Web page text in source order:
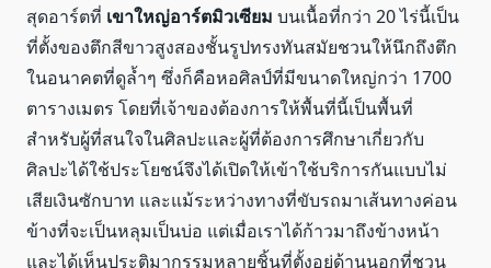
สุดอาร์ตที่ เขาใหญ่อาร์ตมิวเซียม บนเนื้อที่กว่า 20 ไร่นี้เป็น
ที่ตั้งของตึกสีขาวสูงสองชั้นรูปทรงทันสมัยชวนให้นึกถึงตึก
ในอนาคตที่ดูล้ำๆ ซึ่งก็คือหอศิลป์ที่มีขนาดใหญ่กว่า 1700
ตารางเมตร โดยที่เจ้าของต้องการให้พื้นที่นี้เป็นพื้นที่
สำหรับผู้ที่สนใจในศิลปะและผู้ที่ต้องการศึกษาเกี่ยวกับ
ศิลปะได้ใช้ประโยชน์จึงได้เปิดให้เข้าใช้บริการกันแบบไม่
เสียเงินซักบาท และแม้ระหว่างทางที่ขับรถมาเส้นทางค่อน
ข้างที่จะเป็นหลุมเป็นบ่อ แต่เมื่อเราได้ก้าวมาถึงข้างหน้า
และได้เห็นประติมากรรมหลายชิ้นที่ตั้งอยู่ด้านนอกที่ชวน